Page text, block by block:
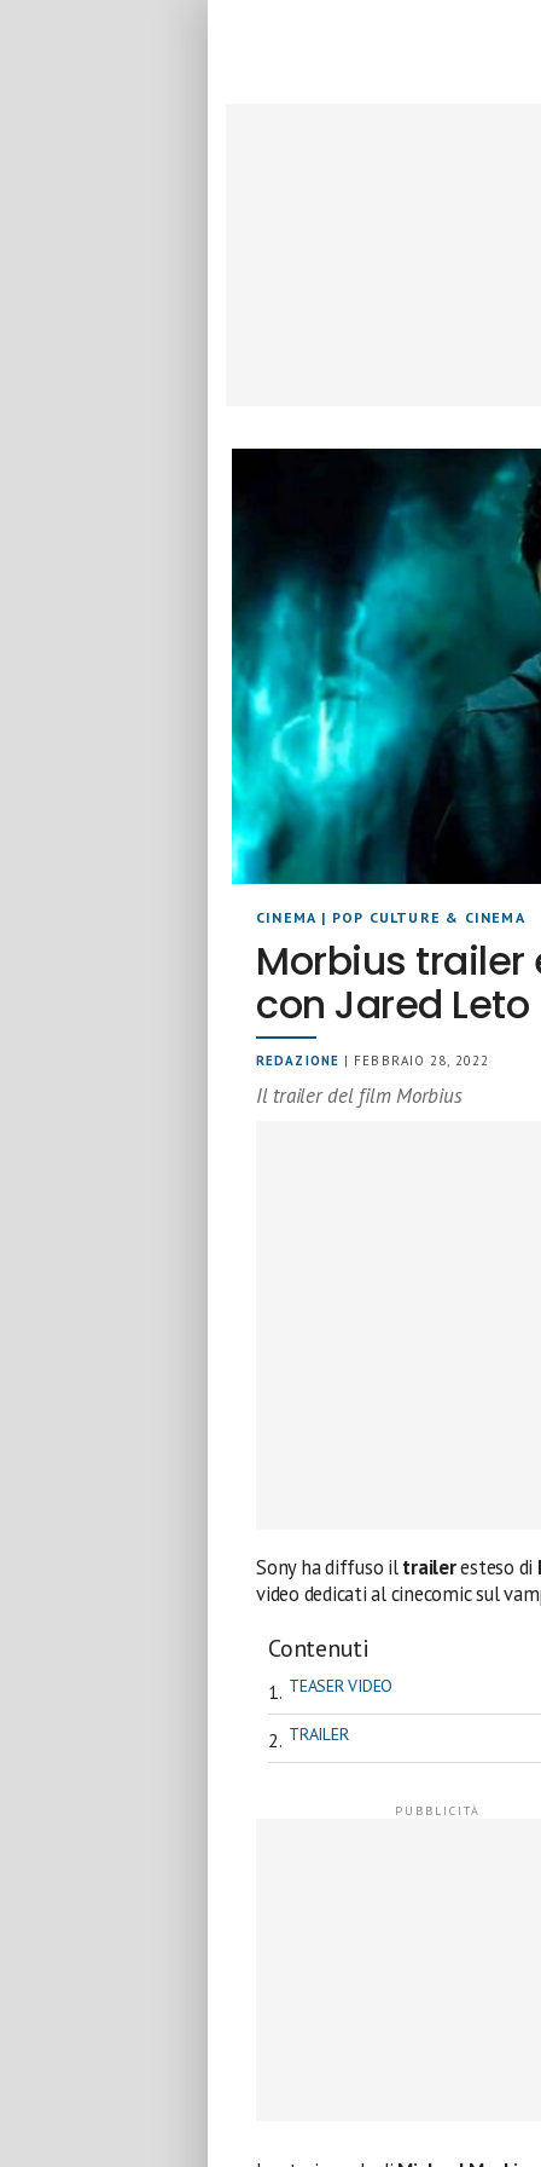
CINEMA | POP CULTURE & CINEMA
Morbius trailer
con Jared Leto
REDAZIONE | FEBBRAIO 28, 2022
Il trailer del film Morbius
Sony ha diffuso iltraileresteso di
video dedicati al cinecomic sul
Contenuti
TEASER VIDEO
TRAILER